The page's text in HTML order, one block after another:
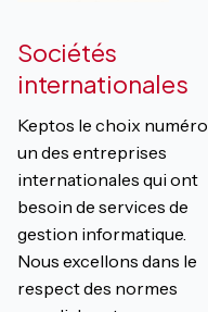
Sociétés
internationales
Keptos le choix numéro
un des entreprises
internationales qui ont
besoin de services de
gestion informatique.
Nous excellons dans le
respect des normes